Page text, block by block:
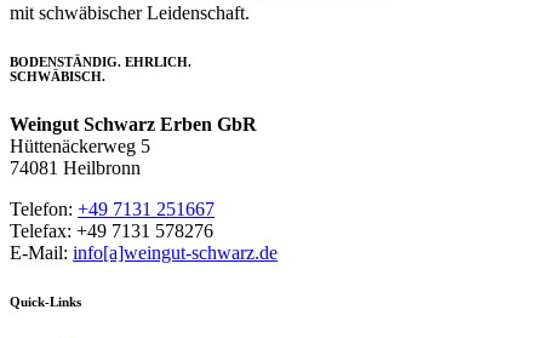
mit schwäbischer Leidenschaft.
BODENSTÄNDIG. EHRLICH.
SCHWÄBISCH.
Weingut Schwarz Erben GbR
Hüttenäckerweg 5
74081 Heilbronn
Telefon: +49 7131 251667
Telefax: +49 7131 578276
E-Mail: info[a]weingut-schwarz.de
Quick-Links